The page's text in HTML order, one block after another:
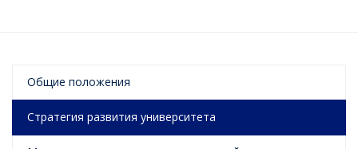
Общие положения
Стратегия развития университета